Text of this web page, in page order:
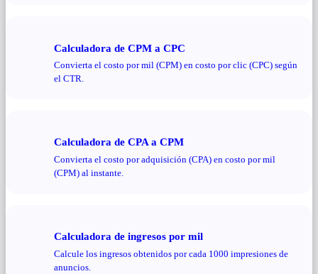
Calculadora de CPM a CPC
Convierta el costo por mil (CPM) en costo por clic (CPC) según
el CTR.
Calculadora de CPA a CPM
Convierta el costo por adquisición (CPA) en costo por mil
(CPM) al instante.
Calculadora de ingresos por mil
Calcule los ingresos obtenidos por cada 1000 impresiones de
anuncios.